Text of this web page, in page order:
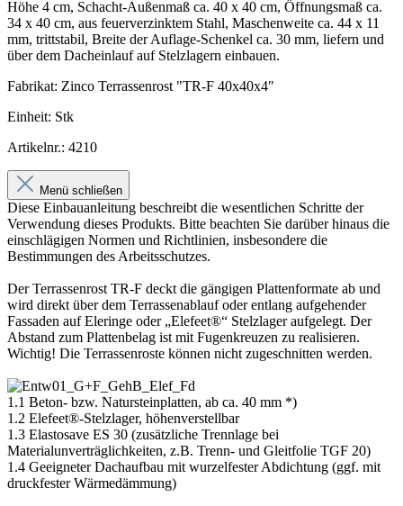
Höhe 4 cm, Schacht-Außenmaß ca. 40 x 40 cm, Öffnungsmaß ca.
34 x 40 cm, aus feuerverzinktem Stahl, Maschenweite ca. 44 x 11
mm, trittstabil, Breite der Auflage-Schenkel ca. 30 mm, liefern und
über dem Dacheinlauf auf Stelzlagern einbauen.
Fabrikat: Zinco Terrassenrost "TR-F 40x40x4"
Einheit: Stk
Artikelnr.: 4210
Menü schließen
Diese Einbauanleitung beschreibt die wesentlichen Schritte der
Verwendung dieses Produkts. Bitte beachten Sie darüber hinaus die
einschlägigen Normen und Richtlinien, insbesondere die
Bestimmungen des Arbeitsschutzes.
Der Terrassenrost TR-F deckt die gängigen Plattenformate ab und
wird direkt über dem Terrassenablauf oder entlang aufgehender
Fassaden auf Eleringe oder „Elefeet®“ Stelzlager aufgelegt. Der
Abstand zum Plattenbelag ist mit Fugenkreuzen zu realisieren.
Wichtig! Die Terrassenroste können nicht zugeschnitten werden.
1.1 Beton- bzw. Natursteinplatten, ab ca. 40 mm *)
1.2 Elefeet®-Stelzlager, höhenverstellbar
1.3 Elastosave ES 30 (zusätzliche Trennlage bei
Materialunverträglichkeiten, z.B. Trenn- und Gleitfolie TGF 20)
1.4 Geeigneter Dachaufbau mit wurzelfester Abdichtung (ggf. mit
druckfester Wärmedämmung)